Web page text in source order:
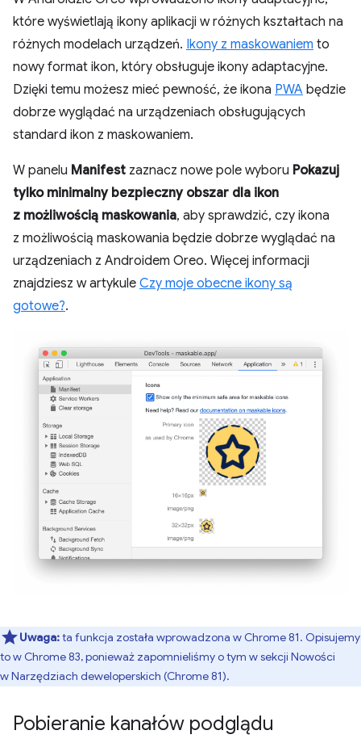
które wyświetlają ikony aplikacji w różnych kształtach na
różnych modelach urządzeń. Ikony z maskowaniem to
nowy format ikon, który obsługuje ikony adaptacyjne.
Dzięki temu możesz mieć pewność, że ikona PWA będzie
dobrze wyglądać na urządzeniach obsługujących
standard ikon z maskowaniem.
W panelu Manifest zaznacz nowe pole wyboru Pokazuj
tylko minimalny bezpieczny obszar dla ikon
z możliwością maskowania, aby sprawdzić, czy ikona
z możliwością maskowania będzie dobrze wyglądać na
urządzeniach z Androidem Oreo. Więcej informacji
znajdziesz w artykule Czy moje obecne ikony są
gotowe?.
Uwaga:ta funkcja została wprowadzona w Chrome 81. Opisujemy
to w Chrome 83, ponieważ zapomnieliśmy o tym w sekcji Nowości
w Narzędziach deweloperskich (Chrome 81).
Pobieranie kanałów podglądu